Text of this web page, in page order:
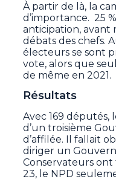
À partir de là, la
d’importance. 25
anticipation,
débats des chefs.
électeurs se sont
vote, alors que
de même en 2021.
Résultats
Avec 169 députés,
d’un troisième
d’affilée. Il fallait
diriger un
Conservateurs ont
23, le NPD